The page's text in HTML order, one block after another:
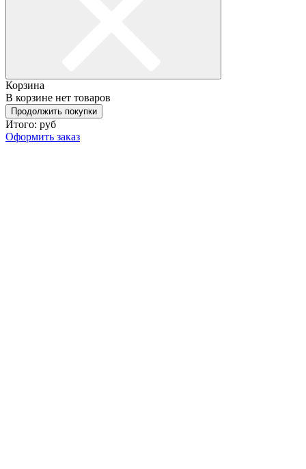
Корзина
В корзине нет товаров
Продолжить покупки
Итого: руб
Оформить заказ